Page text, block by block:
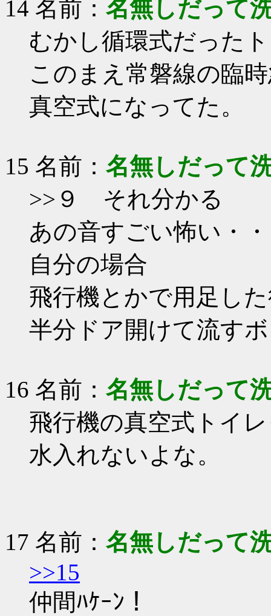
14 名前： 名無しだって
むかし循環式だった
このまえ常磐線の臨
真空式になってた。
15 名前： 名無しだって
>>９ それ分かる
あの音すごい怖い・
自分の場合
飛行機とかで用足し
半分ドア開けて流す
16 名前： 名無しだって
飛行機の真空式トイ
水入れないよな。
17 名前： 名無しだって
>>15
仲間ﾊｹｰﾝ！